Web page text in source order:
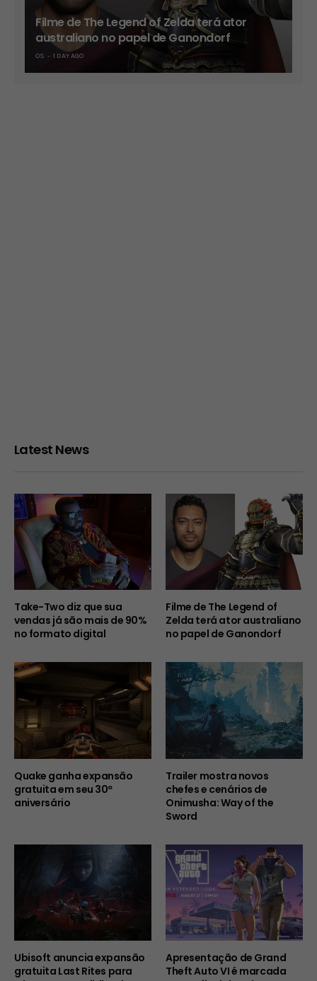
Filme de The Legend of Zelda terá ator
australiano no papel de Ganondorf
OS 1 DAY AGO
Latest News
Take-Two diz que sua
vendas já são mais de 90%
no formato digital
Filme de The Legend of
Zelda terá ator australiano
no papel de Ganondorf
Quake ganha expansão
gratuita em seu 30º
aniversário
Trailer mostra novos
chefes e cenários de
Onimusha: Way of the
Sword
Ubisoft anuncia expansão
gratuita Last Rites para
Apresentação de Grand
Theft Auto VI é marcada